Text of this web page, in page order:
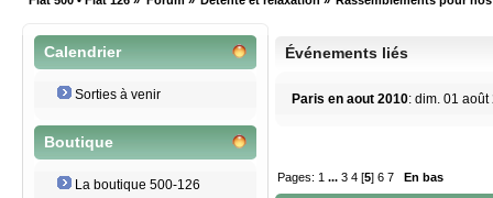
Calendrier
Sorties à venir
Boutique
La boutique 500-126
Événements liés
Paris en aout 2010: dim. 01 août
Pages: 1 ...3 4 [5]6 7 En bas